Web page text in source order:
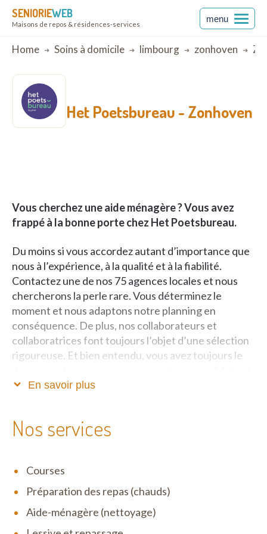
SENIORIEWEB
Maisons de repos & résidences-services
menu
Breadcrumb
Home Soins à domicile limbourg zonhoven
Het Poetsbureau - Zonhoven
Vous cherchez une aide ménagère ? Vous avez
frappé à la bonne porte chez Het Poetsbureau.
Du moins si vous accordez autant d’importance que
nous à l’expérience, à la qualité et à la fiabilité.
Contactez une de nos 75 agences locales et nous
chercherons la perle rare. Vous déterminez le
moment et nous adaptons notre planning en
conséquence. De plus, nos collaborateurs et
collaboratrices font toujours l’objet d’une sélection
rigoureuse. Et bien entendu, vous avez toujours le
vous choisissez celui ou celle qui viendra chez vous.
vous n’êtes pas un numéro, mais vous pouvez
compter sur un service personnalisé et ciblé, où et
quand vous en avez besoin. Résultat : vous ne
perdez pas un temps précieux à chercher un
candidat adéquat pour vous aider dans votre
En savoir plus
Nos services
Courses
Préparation des repas (chauds)
Aide-ménagère (nettoyage)